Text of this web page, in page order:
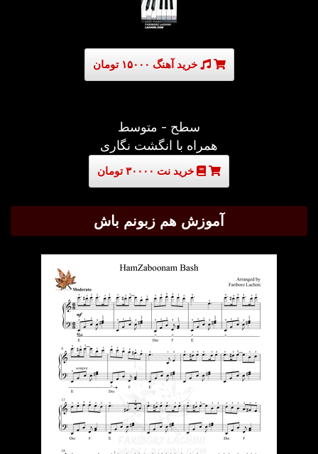
خرید آهنگ ۱۵۰۰۰ تومان
سطح - متوسط
همراه با انگشت نگاری
خرید نت ۳۰۰۰۰ تومان
آموزش هم زبونم باش